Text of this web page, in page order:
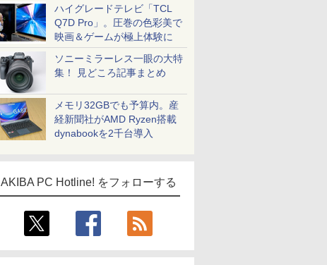
ハイグレードテレビ「TCL
Q7D Pro」。圧巻の色彩美で
映画＆ゲームが極上体験に
ソニーミラーレス一眼の大特
集！ 見どころ記事まとめ
メモリ32GBでも予算内。産
経新聞社がAMD Ryzen搭載
dynabookを2千台導入
AKIBA PC Hotline! をフォローする